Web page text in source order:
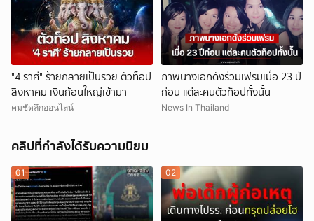
"4 ราศี" ร้ายกลายเป็นรวย ตัวท็อป
สิงหาคม เงินก้อนใหญ่เข้ามา
คมชัดลึกออนไลน์
ภาพนางเอกดังร่วมเฟรมเมื่อ 23 ปี
ก่อน แต่ละคนตัวท็อปทั้งนั้น
News In Thailand
คลิปที่กำลังได้รับความนิยม
01 02